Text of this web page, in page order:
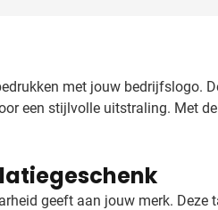
met jouw bedrijfslogo.
een stijlvolle uitstraling. Met
geeft aan jouw merk.